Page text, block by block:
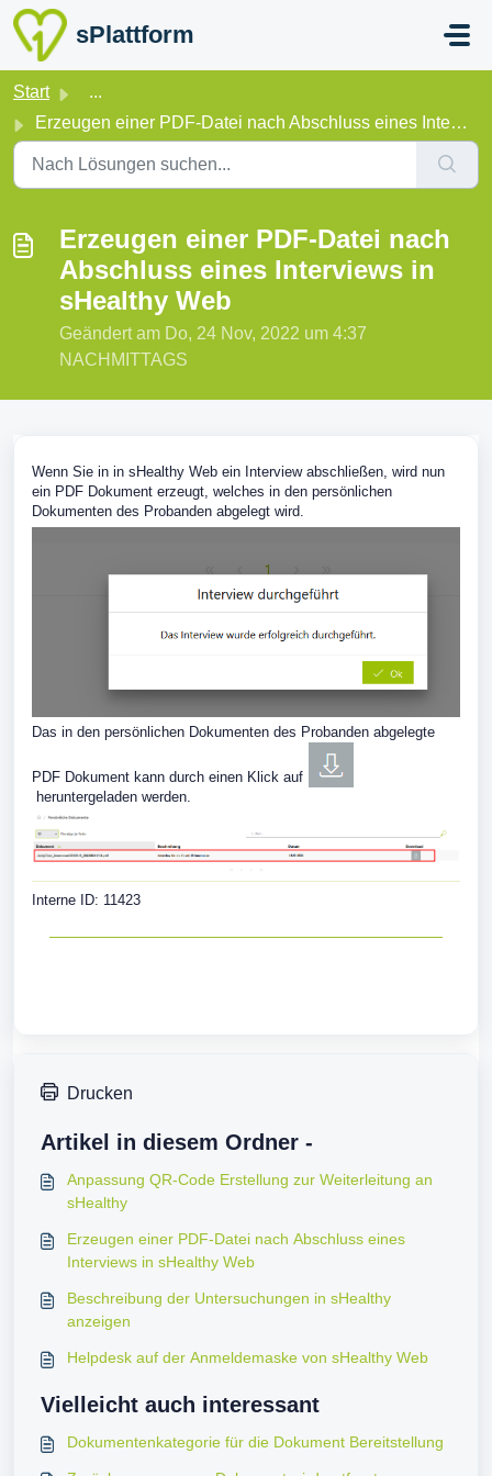
Zum hauptsächlichen Inhalt gehen
sPlattform
Start
...
Erzeugen einer PDF-Datei nach Abschluss eines Interviews ...
Erzeugen einer PDF-Datei nach
Abschluss eines Interviews in
sHealthy Web
Geändert am Do, 24 Nov, 2022 um 4:37
NACHMITTAGS
Wenn Sie in in sHealthy Web ein Interview abschließen, wird nun
ein PDF Dokument erzeugt, welches in den persönlichen
Dokumenten des Probanden abgelegt wird.
Das in den persönlichen Dokumenten des Probanden abgelegte
PDF Dokument kann durch einen Klick auf
heruntergeladen werden.
Interne ID: 11423
Drucken
Artikel in diesem Ordner -
Anpassung QR-Code Erstellung zur Weiterleitung an
sHealthy
Erzeugen einer PDF-Datei nach Abschluss eines
Interviews in sHealthy Web
Beschreibung der Untersuchungen in sHealthy
anzeigen
Helpdesk auf der Anmeldemaske von sHealthy Web
Vielleicht auch interessant
Dokumentenkategorie für die Dokument Bereitstellung